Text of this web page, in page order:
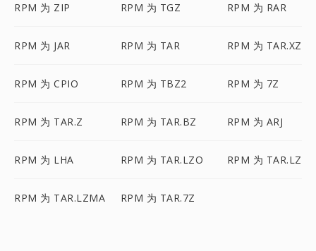
RPM 为 ZIP RPM 为 TGZ RPM 为 RAR
RPM 为 JAR RPM 为 TAR RPM 为 TAR.XZ
RPM 为 CPIO RPM 为 TBZ2 RPM 为 7Z
RPM 为 TAR.Z RPM 为 TAR.BZ RPM 为 ARJ
RPM 为 LHA RPM 为 TAR.LZO RPM 为 TAR.LZ
RPM 为 TAR.LZMA RPM 为 TAR.7Z